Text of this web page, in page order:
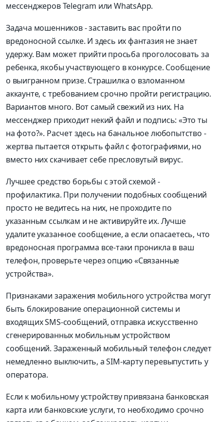
мессенджеров Telegram или WhatsApp.
Задача мошенников - заставить вас пройти по
вредоносной ссылке. И здесь их фантазия не знает
удержу. Вам может прийти просьба проголосовать за
ребенка, якобы участвующего в конкурсе. Сообщение
о выигранном призе. Страшилка о взломанном
аккаунте, с требованием срочно пройти регистрацию.
Вариантов много. Вот самый свежий из них. На
мессенджер приходит некий файл и подпись: «Это ты
на фото?». Расчет здесь на банальное любопытство -
жертва пытается открыть файл с фотографиями, но
вместо них скачивает себе пресловутый вирус.
Лучшее средство борьбы с этой схемой -
профилактика. При получении подобных сообщений
просто не ведитесь на них, не проходите по
указанным ссылкам и не активируйте их. Лучше
удалите указанное сообщение, а если опасаетесь, что
вредоносная программа все-таки проникла в ваш
телефон, проверьте через опцию «Связанные
устройства».
Признаками заражения мобильного устройства могут
быть блокирование операционной системы и
входящих SMS-сообщений, отправка искусственно
сгенерированных мобильным устройством
сообщений. Зараженный мобильный телефон следует
немедленно выключить, а SIM-карту перевыпустить у
оператора.
Если к мобильному устройству привязана банковская
карта или банковские услуги, то необходимо срочно